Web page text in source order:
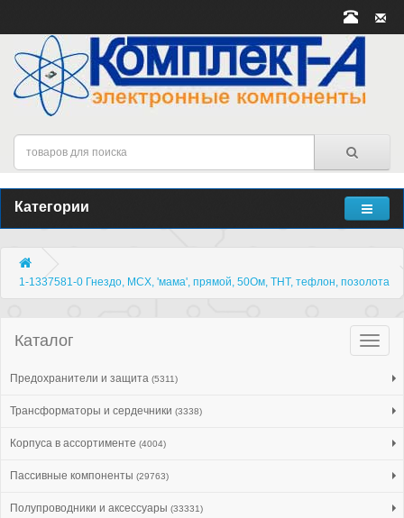
Категории
1-1337581-0 Гнездо, MCX, 'мама', прямой, 50Ом, THT, тефлон, позолота
Каталог
Предохранители и защита (5311)
Трансформаторы и сердечники (3338)
Корпуса в ассортименте (4004)
Пассивные компоненты (29763)
Полупроводники и аксессуары (33331)